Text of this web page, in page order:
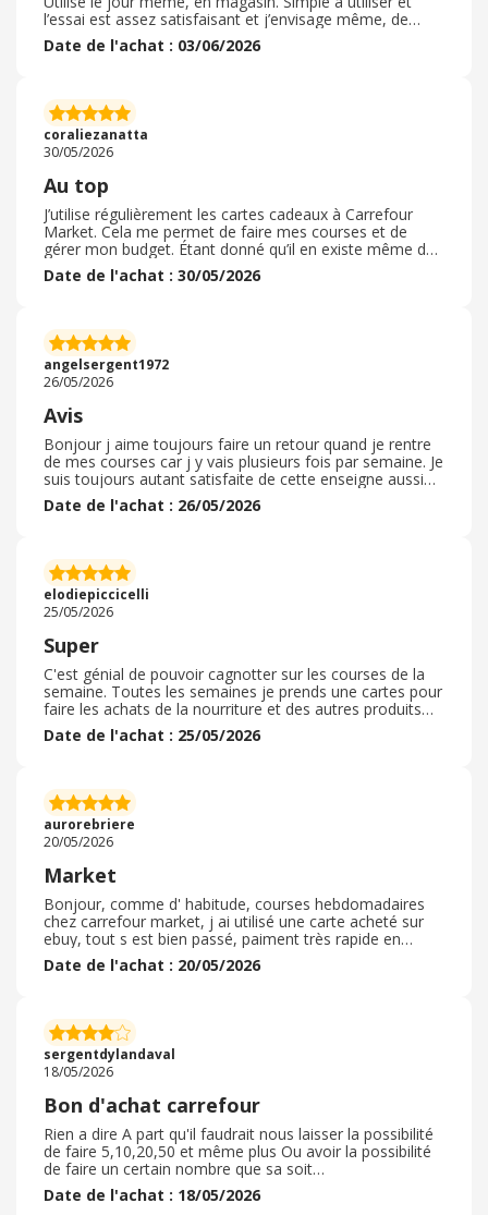
l’essai est assez satisfaisant et j’envisage même, de
gerer mon budget course, uniquement en bon d’achat.
En revanche le cashback connecté, j’atrend de voir. Car
reçu aucun code promo. Aujourd’hui je suis en phase de
decouverte, des avantages, en utilisant eBuyClub A voir
dans le long terme
Date de l'achat : 03/06/2026
coraliezanatta
30/05/2026
Au top
J’utilise régulièrement les cartes cadeaux à Carrefour
Market. Cela me permet de faire mes courses et de
gérer mon budget. Étant donné qu’il en existe même de
cinq euros. Je vous le conseille fortement. Cela vous
rapporte un peu d’argent sur votre cagnotte. Sachant
fortement. ? vous n’êtes pas obligé de les utiliser une
seule fois vous pouvez les utiliser en plusieurs fois. Et
noter comme il vous reste dessus. Foncez !!??
Date de l'achat : 30/05/2026
angelsergent1972
26/05/2026
Avis
Bonjour j aime toujours faire un retour quand je rentre
de mes courses car j y vais plusieurs fois par semaine. Je
suis toujours autant satisfaite de cette enseigne aussi
bien au niveau des produits fruits et légumes car
toujours 10 pour cent et c'est très appréciable quand on
accueil est toujours agréable et le personnel a toujours
le sourire et c'est très agréable de faire ses courses avec
un personnel comme ça
Date de l'achat : 26/05/2026
elodiepiccicelli
25/05/2026
Super
C'est génial de pouvoir cagnotter sur les courses de la
semaine. Toutes les semaines je prends une cartes pour
faire les achats de la nourriture et des autres produits
dont j'ai besoin pour ma semaines. Petit à petit, je vois
ma cagnotte grossir et ça fait drôlement plaisir. Les
carburants ). Vraiment, je les conseille grandement, j'en
suis pleinement satisfaite ainsi que mon mari et mes
parents que j'ai parrainé.
Date de l'achat : 25/05/2026
aurorebriere
20/05/2026
Market
Bonjour, comme d' habitude, courses hebdomadaires
chez carrefour market, j ai utilisé une carte acheté sur
ebuy, tout s est bien passé, paiment très rapide en
caisse, pas besoin de sortir sa carte bleue, juste besoin
du téléphone et de valider le paiement... Je n' ai pas
achetez ! Je continuerai a prendre mes bons chez ebuy
car cela permet de se faire une cagnotte au fur et a
mesure de l année
Date de l'achat : 20/05/2026
sergentdylandaval
18/05/2026
Bon d'achat carrefour
Rien a dire A part qu'il faudrait nous laisser la possibilité
de faire 5,10,20,50 et même plus Ou avoir la possibilité
de faire un certain nombre que sa soit
accepté,2c,5c,10c,20c et peut plus Après sinon
fonctionnelle une bonne idée d'avoir ajouté la possibilité
Date de l'achat : 18/05/2026